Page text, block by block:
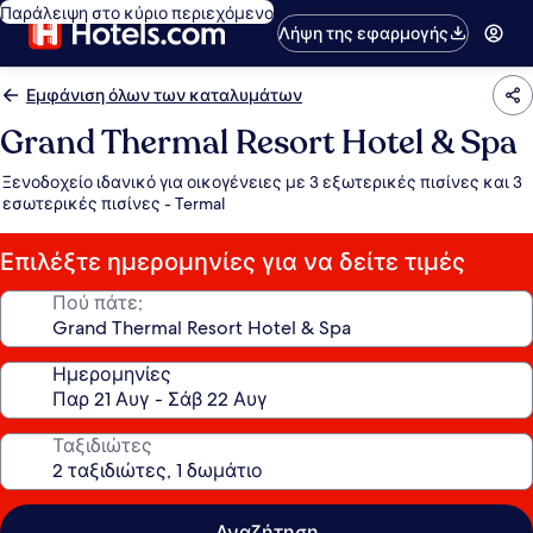
Παράλειψη στο κύριο περιεχόμενο
Λήψη της εφαρμογής
Εμφάνιση όλων των καταλυμάτων
Grand Thermal Resort Hotel & Spa
Ξενοδοχείο ιδανικό για οικογένειες με 3 εξωτερικές πισίνες και 3
εσωτερικές πισίνες - Termal
Επιλέξτε ημερομηνίες για να δείτε τιμές
Πού πάτε;
Ημερομηνίες
Ταξιδιώτες